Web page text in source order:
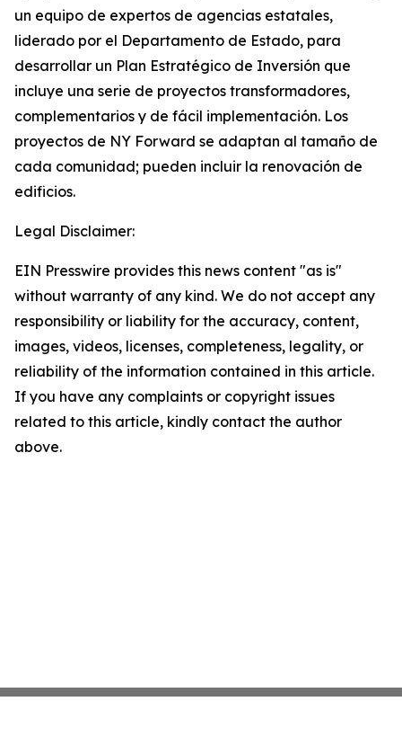
un equipo de expertos de agencias estatales,
liderado por el Departamento de Estado, para
desarrollar un Plan Estratégico de Inversión que
incluye una serie de proyectos transformadores,
complementarios y de fácil implementación. Los
proyectos de NY Forward se adaptan al tamaño de
cada comunidad; pueden incluir la renovación de
edificios.
Legal Disclaimer:
EIN Presswire provides this news content "as is"
without warranty of any kind. We do not accept any
responsibility or liability for the accuracy, content,
images, videos, licenses, completeness, legality, or
reliability of the information contained in this article.
If you have any complaints or copyright issues
related to this article, kindly contact the author
above.